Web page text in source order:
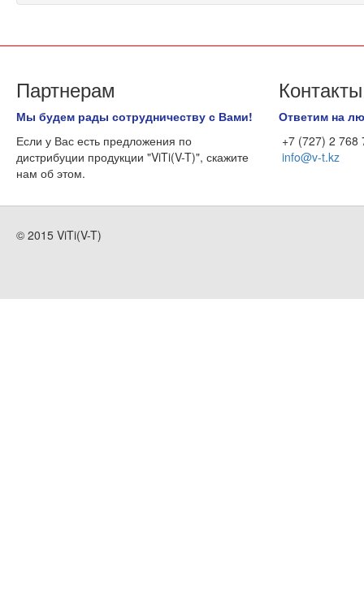
Партнерам
Мы будем рады сотрудничеству с Вами!
Если у Вас есть предложения по
дистрибуции продукции "ViTi(V-T)", скажите
нам об этом.
Контакты
Ответим на
+7 (727) 2 768
info@v-t.kz
© 2015 ViTi(V-T)